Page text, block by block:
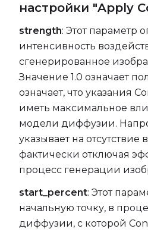
настройки "Apply
strength: Этот параметр
интенсивность
сгенерированное
Значение 1.0 означает
означает, что указания
иметь максимальное
модели диффузии.
указывает на отсутствие
фактически отключая
процесс генерации
start_percent: Этот
начальную точку, в
диффузии, с которой